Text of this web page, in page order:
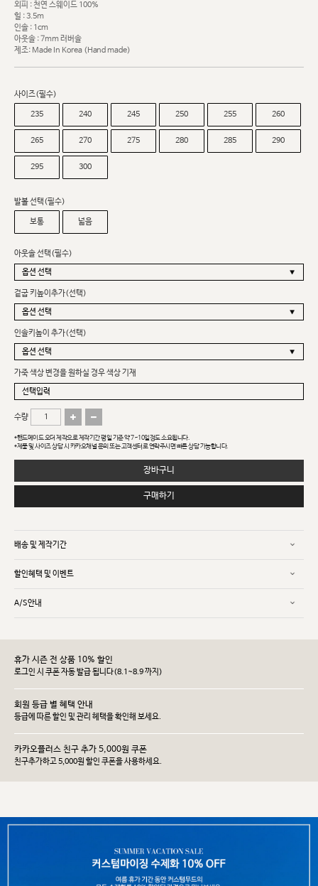
외피 : 천연 스웨이드 100%
힐 : 3.5m
인솔 : 1cm
아웃솔 : 7mm 러버솔
제조: Made In Korea (Hand made)
사이즈(필수)
235 240 245 250 255 260
265 270 275 280 285 290
295 300
발볼 선택(필수)
보통 넓음
아웃솔 선택(필수)
겉굽 키높이추가(선택)
인솔키높이 추가(선택)
가죽 색상 변경을 원하실 경우 색상 기재
수량
*핸드메이드 오더 제작으로 제작기간 평일 기준 약 7~10일정도 소요됩니다.
*제품 및 사이즈 상담 시 카카오채널 문의 또는 고객센터로 연락주시면 빠른 상담 가능합니다.
장바구니
구매하기
배송 및 제작기간
할인혜택 및 이벤트
A/S안내
휴가 시즌 전 상품 10% 할인
로그인 시 쿠폰 자동 발급 됩니다(8.1~8.9 까지)
회원 등급 별 혜택 안내
등급에 따른 할인 및 관리 헤택을 확인해 보세요.
카카오플러스 친구 추가 5,000원 쿠폰
친구추가하고 5,000원 할인 쿠폰을 사용하세요.